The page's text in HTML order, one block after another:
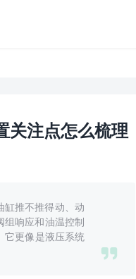
关注点怎么梳理
缸推不推得动、动
组响应和油温控制
它更像是液压系统